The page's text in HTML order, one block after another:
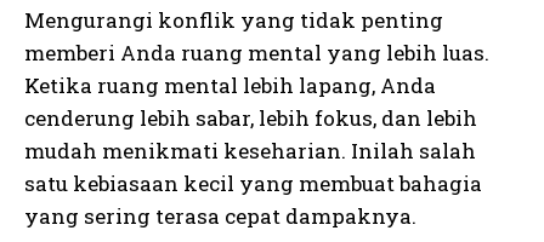
Mengurangi konflik yang tidak penting
memberi Anda ruang mental yang lebih luas.
Ketika ruang mental lebih lapang, Anda
cenderung lebih sabar, lebih fokus, dan lebih
mudah menikmati keseharian. Inilah salah
satu kebiasaan kecil yang membuat bahagia
yang sering terasa cepat dampaknya.